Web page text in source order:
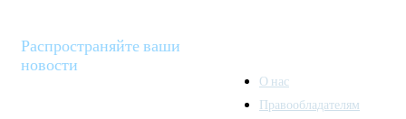
Распространяйте ваши
новости
О нас
Правообладателям